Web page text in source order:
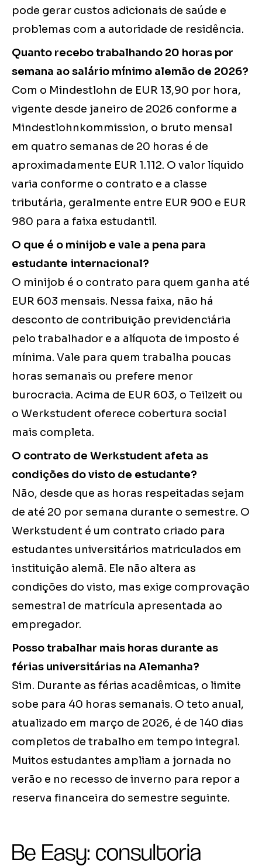
pode gerar custos adicionais de saúde e
problemas com a autoridade de residência.
Quanto recebo trabalhando 20 horas por
semana ao salário mínimo alemão de 2026?
Com o Mindestlohn de EUR 13,90 por hora,
vigente desde janeiro de 2026 conforme a
Mindestlohnkommission, o bruto mensal
em quatro semanas de 20 horas é de
aproximadamente EUR 1.112. O valor líquido
varia conforme o contrato e a classe
tributária, geralmente entre EUR 900 e EUR
980 para a faixa estudantil.
O que é o minijob e vale a pena para
estudante internacional?
O minijob é o contrato para quem ganha até
EUR 603 mensais. Nessa faixa, não há
desconto de contribuição previdenciária
pelo trabalhador e a alíquota de imposto é
mínima. Vale para quem trabalha poucas
horas semanais ou prefere menor
burocracia. Acima de EUR 603, o Teilzeit ou
o Werkstudent oferece cobertura social
mais completa.
O contrato de Werkstudent afeta as
condições do visto de estudante?
Não, desde que as horas respeitadas sejam
de até 20 por semana durante o semestre. O
Werkstudent é um contrato criado para
estudantes universitários matriculados em
instituição alemã. Ele não altera as
condições do visto, mas exige comprovação
semestral de matrícula apresentada ao
empregador.
Posso trabalhar mais horas durante as
férias universitárias na Alemanha?
Sim. Durante as férias acadêmicas, o limite
sobe para 40 horas semanais. O teto anual,
atualizado em março de 2026, é de 140 dias
completos de trabalho em tempo integral.
Muitos estudantes ampliam a jornada no
verão e no recesso de inverno para repor a
reserva financeira do semestre seguinte.
Be Easy: consultoria